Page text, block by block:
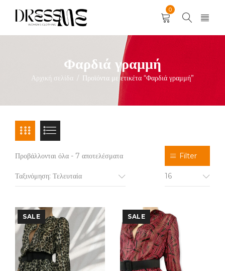
0
Φαρδιά γραμμή
Αρχική σελίδα / Προϊόντα με ετικέτα “Φαρδιά γραμμή”
Προβάλλονται όλα - 7 αποτελέσματα Filter
Ταξινόμηση: Τελευταία 16
SALE SALE